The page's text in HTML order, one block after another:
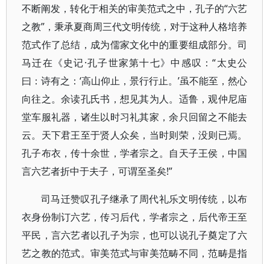
不断阐发，转化于相关的审美范式之中，孔子的“六艺
之教”，秉承夏商周三代文明传统，对于这种人格培养
范式作了总结，成为儒家文化中的重要组成部分。司
马迁在《史记·孔子世家第十七》中感叹：“太史公
曰：诗有之：‘高山仰止，景行行止。’虽不能至，然心
向往之。余读孔氏书，想见其为人。适鲁，观仲尼庙
堂车服礼器，诸生以时习礼其家，余只回留之不能去
云。天下君王至于贤人众矣，当时则荣，没则已焉。
孔子布衣，传十余世，学者宗之。自天子王侯，中国
言六艺者折中于夫子，可谓至圣矣!”
司马迁赞叹孔子继承了周代礼乐文明传统，以布
衣身份制订六艺，传习后代，学者宗之，后代帝王至
平民，言六艺者以孔子为宗，也可以说孔子奠定了六
艺之教的范式。审美范式与审美范畴不同，范畴是指